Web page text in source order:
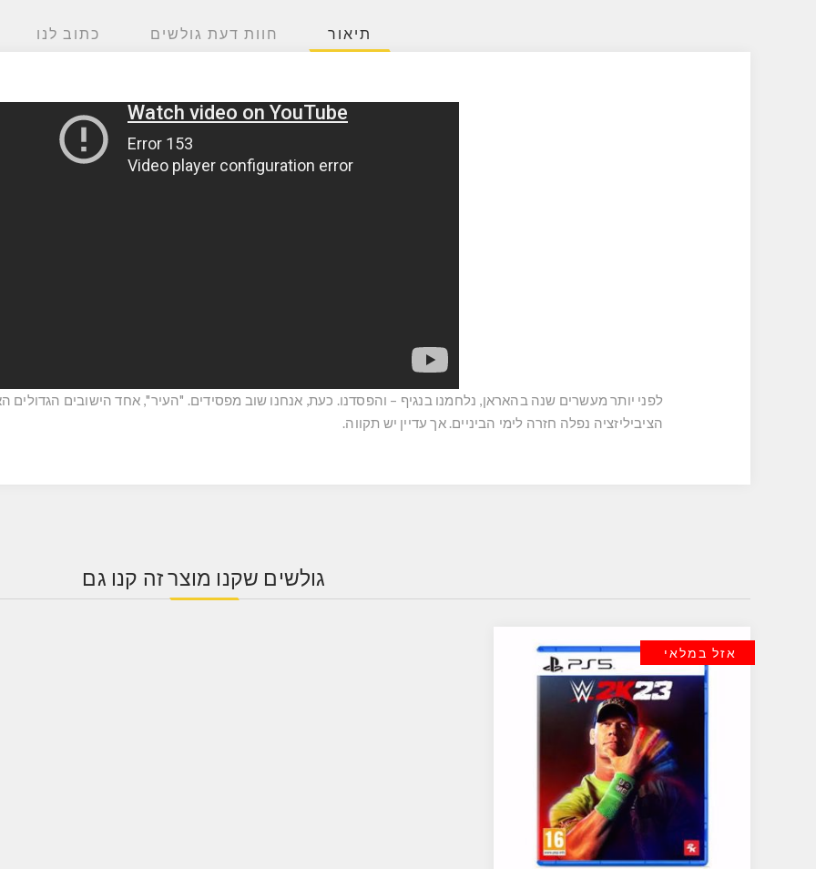
תיאור חוות דעת גולשים כתוב לנו
לפני יותר מעשרים שנה בהאראן, נלחמנו בנגיף – והפסדנו. כעת, אנחנו שוב מפסידים. "העיר", אחד הישובים הגדולים
הציביליזציה נפלה חזרה לימי הביניים. אך עדיין יש תקווה.
גולשים שקנו מוצר זה קנו גם
אזל במלאי